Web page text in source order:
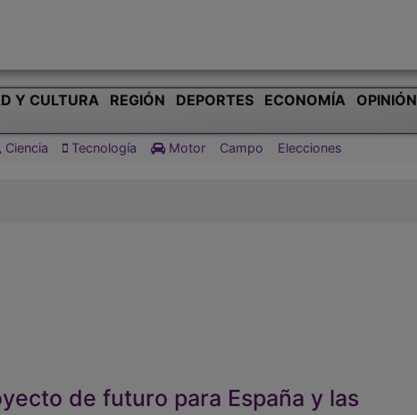
Y CULTURA REGIÓN DEPORTES ECONOMÍA OPINIÓN
Ciencia Tecnología Motor Campo Elecciones
de futuro para España y las